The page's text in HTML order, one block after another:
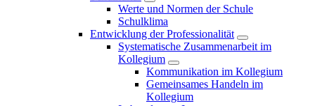
Werte und Normen der Schule
Schulklima
Entwicklung der Professionalität
Systematische Zusammenarbeit im
Kollegium
Kommunikation im Kollegium
Gemeinsames Handeln im
Kollegium